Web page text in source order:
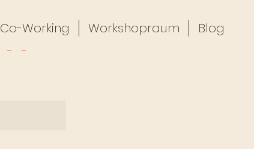
Co-Working Workshopraum Blog